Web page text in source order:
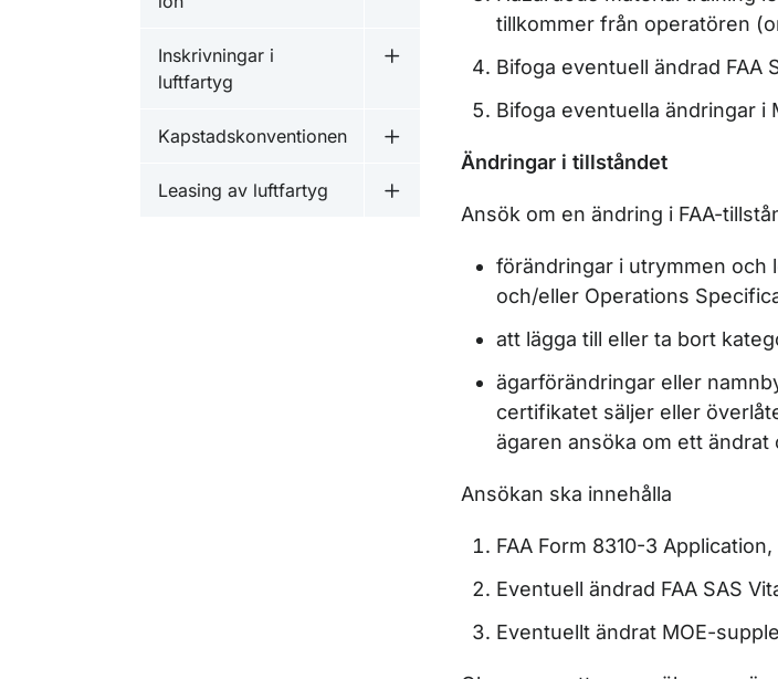
Inskrivningar i
luftfartyg
Undermeny för Inskrivningar i luftfartyg
Kapstadskonventionen
Undermeny för Kapstadskonventionen
Leasing av luftfartyg
Undermeny för Leasing av luftfartyg
tillkommer från operatören
Bifoga eventuell ändrad FAA
Bifoga eventuella ändringar i
Ändringar i tillståndet
Ansök om en ändring i FAA-
förändringar i utrymmen och
och/eller Operations
att lägga till eller ta bort
ägarförändringar eller
certifikatet säljer eller
ägaren ansöka om ett ändrat
Ansökan ska innehålla
FAA Form 8310-3
Eventuell ändrad FAA SAS
Eventuellt ändrat MOE-